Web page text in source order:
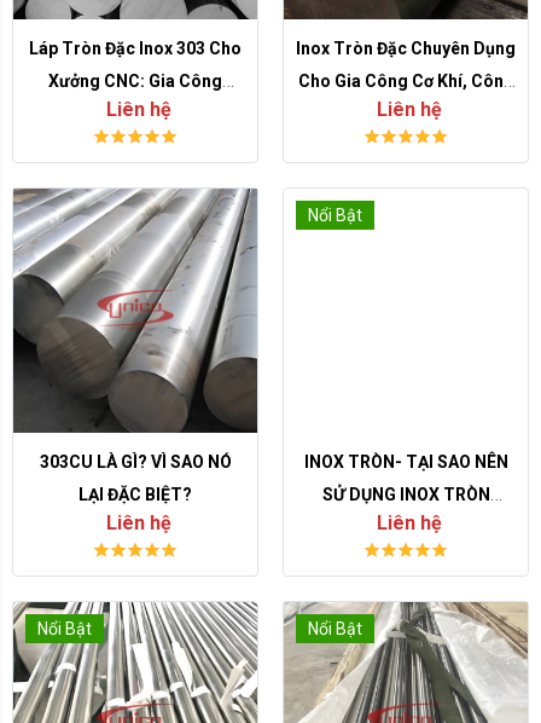
Láp Tròn Đặc Inox 303 Cho
Xưởng CNC: Gia Công
Nhanh, Sẵn Kho, Đầy Đủ
CO/CQ
Liên hệ
Inox Tròn Đặc Chuyên Dụng
Cho Gia Công Cơ Khí, Công
Nghiệp Chính Xác
Liên hệ
303CU LÀ GÌ? VÌ SAO NÓ
LẠI ĐẶC BIỆT?
Liên hệ
Nổi Bật
INOX TRÒN- TẠI SAO NÊN
SỬ DỤNG INOX TRÒN
TRONG CÔNG TRÌNH?
Liên hệ
Nổi Bật Nổi Bật